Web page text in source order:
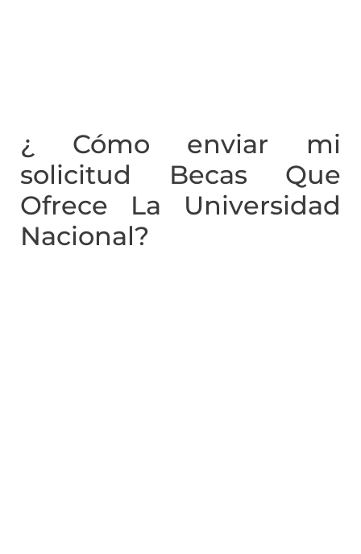
¿ Cómo enviar mi
solicitud Becas Que
Ofrece La Universidad
Nacional?